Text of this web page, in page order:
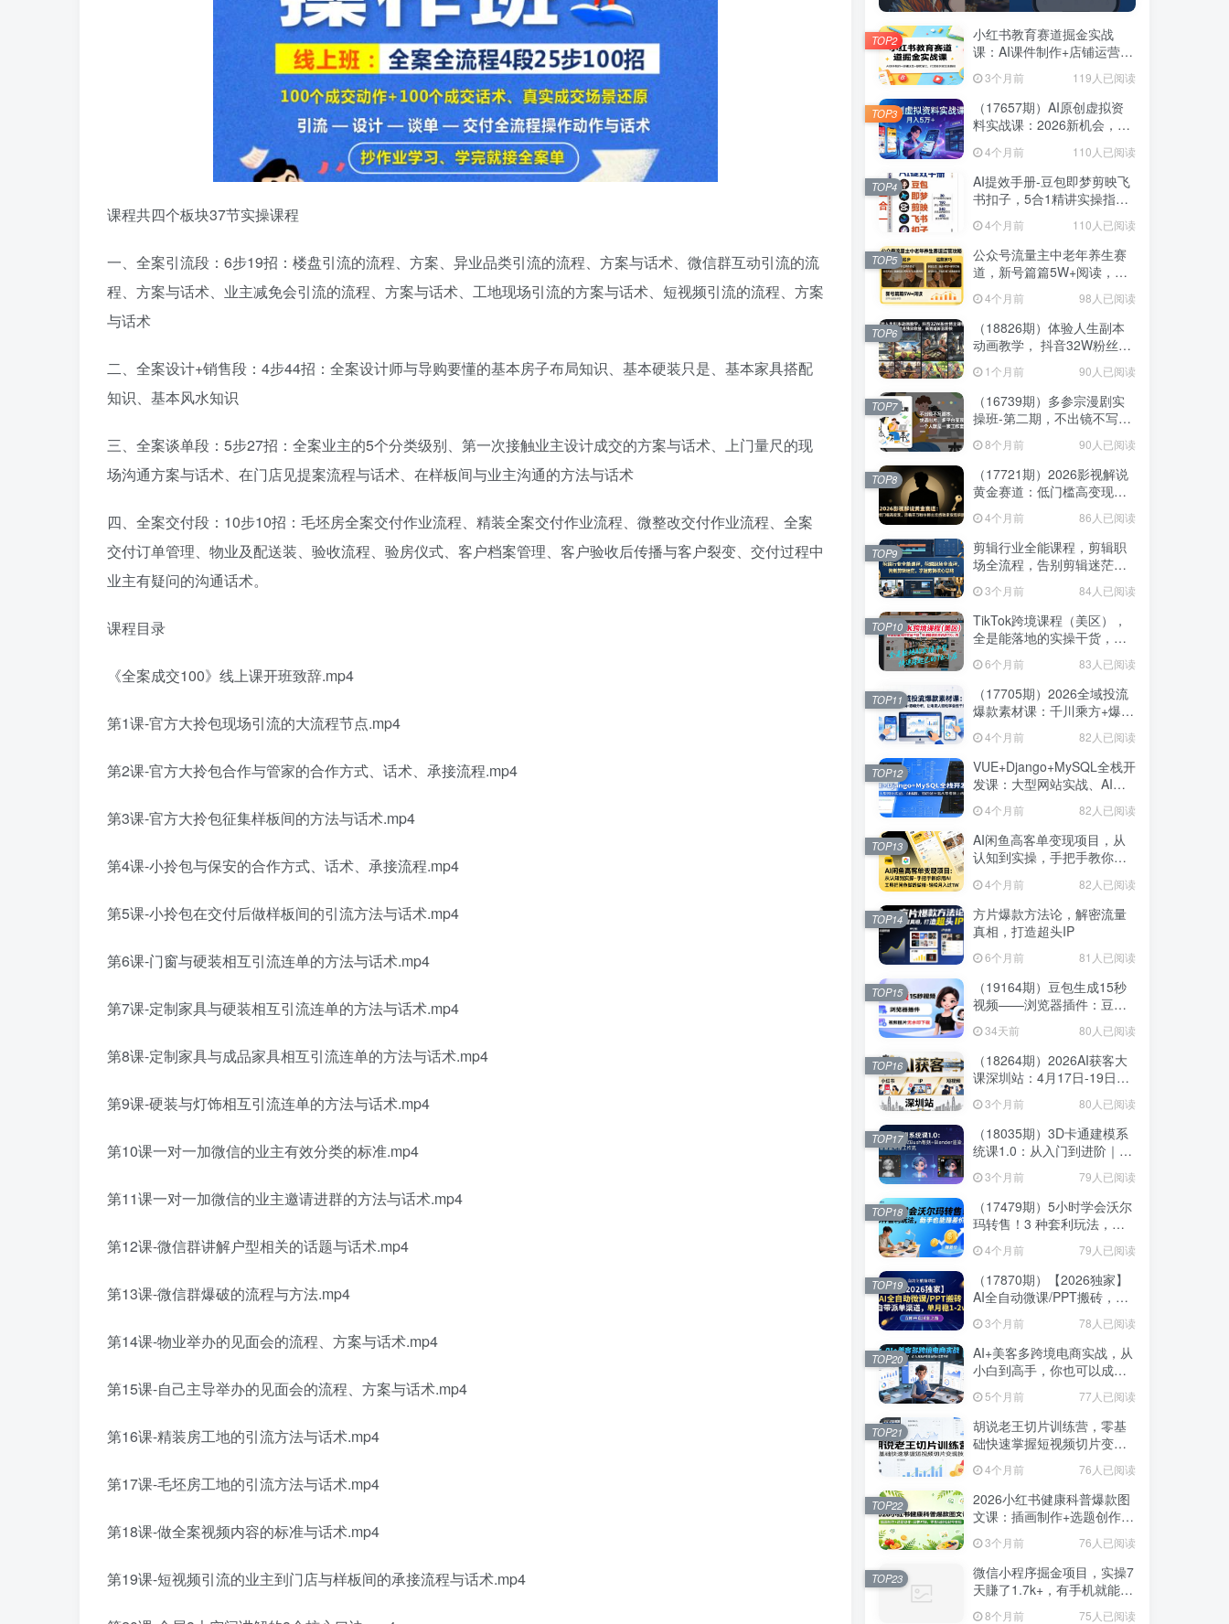
课程共四个板块37节实操课程
一、全案引流段：6步19招：楼盘引流的流程、方案、异业品类引流的流程、方案与话术、微信群互动引流的流
程、方案与话术、业主减免会引流的流程、方案与话术、工地现场引流的方案与话术、短视频引流的流程、方案
与话术
二、全案设计+销售段：4步44招：全案设计师与导购要懂的基本房子布局知识、基本硬装只是、基本家具搭配
知识、基本风水知识
三、全案谈单段：5步27招：全案业主的5个分类级别、第一次接触业主设计成交的方案与话术、上门量尺的现
场沟通方案与话术、在门店见提案流程与话术、在样板间与业主沟通的方法与话术
四、全案交付段：10步10招：毛坯房全案交付作业流程、精装全案交付作业流程、微整改交付作业流程、全案
交付订单管理、物业及配送装、验收流程、验房仪式、客户档案管理、客户验收后传播与客户裂变、交付过程中
业主有疑问的沟通话术。
课程目录
《全案成交100》线上课开班致辞.mp4
第1课-官方大拎包现场引流的大流程节点.mp4
第2课-官方大拎包合作与管家的合作方式、话术、承接流程.mp4
第3课-官方大拎包征集样板间的方法与话术.mp4
第4课-小拎包与保安的合作方式、话术、承接流程.mp4
第5课-小拎包在交付后做样板间的引流方法与话术.mp4
第6课-门窗与硬装相互引流连单的方法与话术.mp4
第7课-定制家具与硬装相互引流连单的方法与话术.mp4
第8课-定制家具与成品家具相互引流连单的方法与话术.mp4
第9课-硬装与灯饰相互引流连单的方法与话术.mp4
第10课一对一加微信的业主有效分类的标准.mp4
第11课一对一加微信的业主邀请进群的方法与话术.mp4
第12课-微信群讲解户型相关的话题与话术.mp4
第13课-微信群爆破的流程与方法.mp4
第14课-物业举办的见面会的流程、方案与话术.mp4
第15课-自己主导举办的见面会的流程、方案与话术.mp4
第16课-精装房工地的引流方法与话术.mp4
第17课-毛坯房工地的引流方法与话术.mp4
第18课-做全案视频内容的标准与话术.mp4
第19课-短视频引流的业主到门店与样板间的承接流程与话术.mp4
小红书教育赛道掘金实战
课：AI课件制作+店铺运营
+爆款笔记，打通知识变现全
路径3个月前 119人已阅读
TOP2
（17657期）AI原创虚拟资
料实战课：2026新机会，小
轻松变现，月入5万+
4个月前 110人已阅读
TOP3
AI提效手册-豆包即梦剪映飞
书扣子，5合1精讲实操指
用4个月前 110人已阅读
TOP4
公众号流量主中老年养生赛
道，新号篇篇5W+阅读，新
4个月前 98人已阅读
TOP5
（18826期）体验人生副本
动画教学， 抖音32W粉丝博
益，新赛道新涨粉快
1个月前 90人已阅读
TOP6
（16739期）多参宗漫剧实
操班-第二期，不出镜不写脚
现，一个人就是一家工作室
8个月前 90人已阅读
TOP7
（17721期）2026影视解说
黄金赛道：低门槛高变现，
变现钥匙
4个月前 86人已阅读
TOP8
剪辑行业全能课程，剪辑职
场全流程，告别剪辑迷茫，
掌握剪辑核心思路
3个月前 84人已阅读
TOP9
TikTok跨境课程（美区），
全是能落地的实操干货，快
速搭建起自己的TK小店
6个月前 83人已阅读
TOP10
（17705期）2026全域投流
爆款素材课：千川乘方+爆款
结构+逐帧分析，让电商人轻
松学会投千川
4个月前 82人已阅读
TOP11
VUE+Django+MySQL全栈开
发课：大型网站实战、AI编
程、前后端分离从零搭建上
线4个月前 82人已阅读
TOP12
AI闲鱼高客单变现项目，从
认知到实操，手把手教你用
松月入过1W
4个月前 82人已阅读
TOP13
方片爆款方法论，解密流量
真相，打造超头IP
6个月前 81人已阅读
TOP14
（19164期）豆包生成15秒
视频——浏览器插件：豆
+ 解锁15秒视频生成
34天前 80人已阅读
TOP15
（18264期）2026AI获客大
课深圳站：4月17日-19日3
频，老板操盘手必来
3个月前 80人已阅读
TOP16
（18035期）3D卡通建模系
统课1.0：从入门到进阶｜
10章覆盖完整工作流
3个月前 79人已阅读
TOP17
（17479期）5小时学会沃尔
玛转售！3 种套利玩法，新
4个月前 79人已阅读
TOP18
（17870期）【2026独家】
AI全自动微课/PPT搬砖，自
3个月前 78人已阅读
TOP19
AI+美客多跨境电商实战，从
小白到高手，你也可以成为
美客多跨境电商的运营专家
5个月前 77人已阅读
TOP20
胡说老王切片训练营，零基
础快速掌握短视频切片变现
技巧4个月前 76人已阅读
TOP21
2026小红书健康科普爆款图
文课：插画制作+选题创作
+品牌对接，零基础轻松起号
变现3个月前 76人已阅读
TOP22
微信小程序掘金项目，实操7
天賺了1.7k+，有手机就能
做，操作简单一看就懂【揭
8个月前 75人已阅读
TOP23
小红书教育赛道掘金实战
课：AI课件制作+店铺运营
+爆款笔记，打通知识变现全
路径3个月前 119人已阅读
TOP2
（17657期）AI原创虚拟资
料实战课：2026新机会，小
轻松变现，月入5万+
4个月前 110人已阅读
TOP3
AI提效手册-豆包即梦剪映飞
书扣子，5合1精讲实操指
用4个月前 110人已阅读
TOP4
公众号流量主中老年养生赛
道，新号篇篇5W+阅读，新
4个月前 98人已阅读
TOP5
（18826期）体验人生副本
动画教学， 抖音32W粉丝博
益，新赛道新涨粉快
1个月前 90人已阅读
TOP6
（16739期）多参宗漫剧实
操班-第二期，不出镜不写脚
现，一个人就是一家工作室
8个月前 90人已阅读
TOP7
（17721期）2026影视解说
黄金赛道：低门槛高变现，
变现钥匙
4个月前 86人已阅读
TOP8
剪辑行业全能课程，剪辑职
场全流程，告别剪辑迷茫，
掌握剪辑核心思路
3个月前 84人已阅读
TOP9
TikTok跨境课程（美区），
全是能落地的实操干货，快
速搭建起自己的TK小店
6个月前 83人已阅读
TOP10
（17705期）2026全域投流
爆款素材课：千川乘方+爆款
结构+逐帧分析，让电商人轻
松学会投千川
4个月前 82人已阅读
TOP11
VUE+Django+MySQL全栈开
发课：大型网站实战、AI编
程、前后端分离从零搭建上
线4个月前 82人已阅读
TOP12
AI闲鱼高客单变现项目，从
认知到实操，手把手教你用
松月入过1W
4个月前 82人已阅读
TOP13
方片爆款方法论，解密流量
真相，打造超头IP
6个月前 81人已阅读
TOP14
（19164期）豆包生成15秒
视频——浏览器插件：豆
+ 解锁15秒视频生成
34天前 80人已阅读
TOP15
（18264期）2026AI获客大
课深圳站：4月17日-19日3
频，老板操盘手必来
3个月前 80人已阅读
TOP16
（18035期）3D卡通建模系
统课1.0：从入门到进阶｜
10章覆盖完整工作流
3个月前 79人已阅读
TOP17
（17479期）5小时学会沃尔
玛转售！3 种套利玩法，新
4个月前 79人已阅读
TOP18
（17870期）【2026独家】
AI全自动微课/PPT搬砖，自
3个月前 78人已阅读
TOP19
AI+美客多跨境电商实战，从
小白到高手，你也可以成为
美客多跨境电商的运营专家
5个月前 77人已阅读
TOP20
胡说老王切片训练营，零基
础快速掌握短视频切片变现
技巧4个月前 76人已阅读
TOP21
2026小红书健康科普爆款图
文课：插画制作+选题创作
+品牌对接，零基础轻松起号
变现3个月前 76人已阅读
TOP22
微信小程序掘金项目，实操7
天賺了1.7k+，有手机就能
做，操作简单一看就懂【揭
8个月前 75人已阅读
TOP23